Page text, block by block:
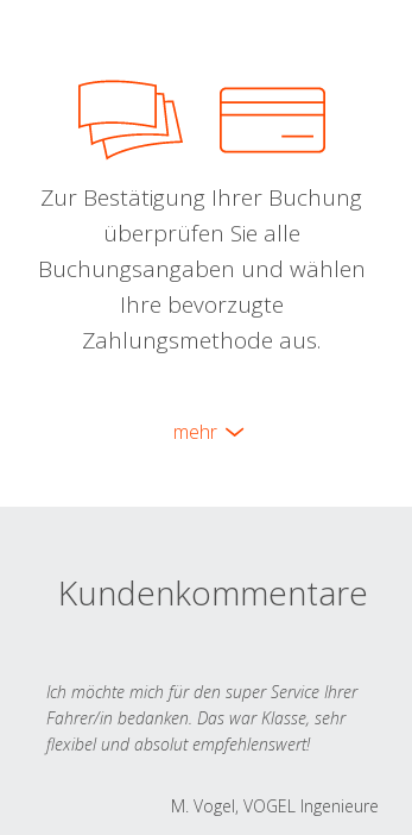
Zur Bestätigung Ihrer Buchung
überprüfen Sie alle
Buchungsangaben und wählen
Ihre bevorzugte
Zahlungsmethode aus.
mehr
Kundenkommentare
Ich möchte mich für den super Service Ihrer
Fahrer/in bedanken. Das war Klasse, sehr
flexibel und absolut empfehlenswert!
M. Vogel, VOGEL Ingenieure